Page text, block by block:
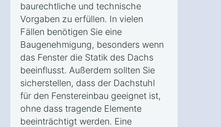
baurechtliche und technische
Vorgaben zu erfüllen. In vielen
Fällen benötigen Sie eine
Baugenehmigung, besonders wenn
das Fenster die Statik des Dachs
beeinflusst. Außerdem sollten Sie
sicherstellen, dass der Dachstuhl
für den Fenstereinbau geeignet ist,
ohne dass tragende Elemente
beeinträchtigt werden. Eine